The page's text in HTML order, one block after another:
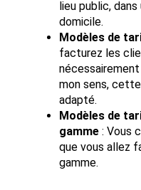
lieu public,
domicile.
Modèles de
facturez les
mon sens,
adapté.
Modèles de
gamme : Vous
que vous allez
gamme.